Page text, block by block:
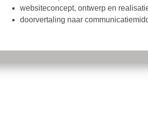
websiteconcept, ontwerp en
doorvertaling naar